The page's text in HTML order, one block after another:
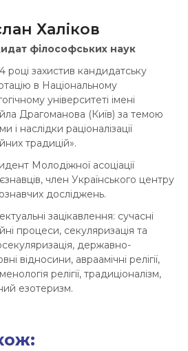
Халіков
філософських наук
році захистив кандидатську
в Національному
університеті імені
Драгоманова (Київ) за темою
і наслідки раціоналізації
традицій».
Молодіжної асоціації
член Українського центру
досліджень.
зацікавлення: сучасні
процеси, секуляризація та
державно-
відносини, авраамічні релігії,
релігії, традиціоналізм,
езотеризм.